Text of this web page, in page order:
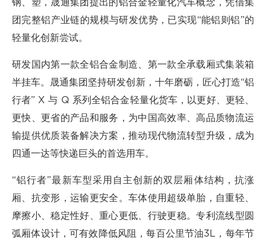
钢、塑，晟通集团提出的铝合金轻量化汽车概念，凭借集
团完整铝产业链的规模与研发优势，已实现“能铝则铝”的
轻量化创新尝试。
研发国内第一款全铝合金制造、第一款全承载厢式集装箱
半挂车。晟通集团坚持研发创新，十年磨砺，匠心打造“铝
行者” X 与 Q 系列全铝合金轻量化货车，以更好、更轻、
更快、更省的产品和服务，为中国高效率、高品质物流运
输提供优质装备解决方案，推动现代物流转型升级，成为
四通一达等快递巨头的首选用车。
“铝行者”最新车型采用自主创新的双层厢体结构，抗涨
厢、抗变形，运输更安全。车体使用超级单胎，自重轻、
摩擦小、稳定性好、重心更低、行驶更稳。专利流线型圆
弧厢体设计，可有效降低风阻，每百公里节油3L，每年节